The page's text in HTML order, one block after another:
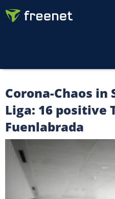
Corona-Chaos
Liga: 16 positive
Fuenlabrada